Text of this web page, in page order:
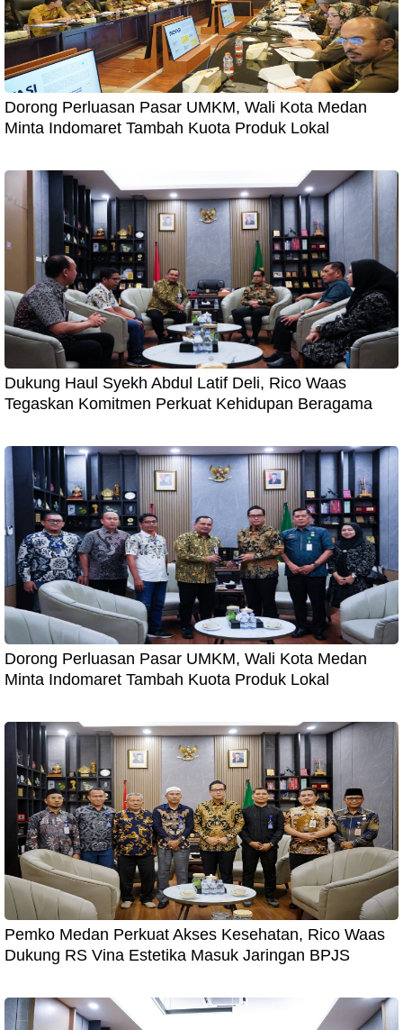
Dorong Perluasan Pasar UMKM, Wali Kota Medan
Minta Indomaret Tambah Kuota Produk Lokal
Dukung Haul Syekh Abdul Latif Deli, Rico Waas
Tegaskan Komitmen Perkuat Kehidupan Beragama
Dorong Perluasan Pasar UMKM, Wali Kota Medan
Minta Indomaret Tambah Kuota Produk Lokal
Pemko Medan Perkuat Akses Kesehatan, Rico Waas
Dukung RS Vina Estetika Masuk Jaringan BPJS